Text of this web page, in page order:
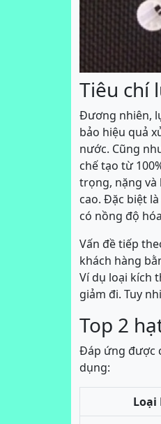
Tiêu chí
Đương nhiên,
bảo hiệu quả
nước. Cũng
chế tạo từ
trọng, nặng và
cao. Đặc biệt
có nồng độ
Vấn đề tiếp
khách hàng
Ví dụ loại kích
giảm đi. Tuy
Top 2
Đáp ứng được
dụng:
Loại